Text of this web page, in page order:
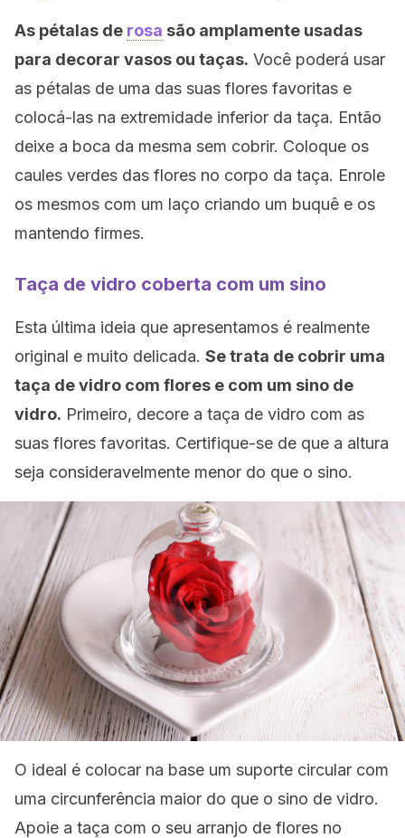
As pétalas de rosa são amplamente usadas
para decorar vasos ou taças. Você poderá usar
as pétalas de uma das suas flores favoritas e
colocá-las na extremidade inferior da taça. Então
deixe a boca da mesma sem cobrir. Coloque os
caules verdes das flores no corpo da taça. Enrole
os mesmos com um laço criando um buquê e os
mantendo firmes.
Taça de vidro coberta com um sino
Esta última ideia que apresentamos é realmente
original e muito delicada. Se trata de cobrir uma
taça de vidro com flores e com um sino de
vidro. Primeiro, decore a taça de vidro com as
suas flores favoritas. Certifique-se de que a altura
seja consideravelmente menor do que o sino.
O ideal é colocar na base um suporte circular com
uma circunferência maior do que o sino de vidro.
Apoie a taça com o seu arranjo de flores no